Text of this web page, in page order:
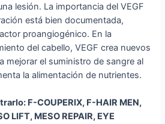
lesión. La importancia del VEGF
está bien documentada,
proangiogénico. En la
del cabello, VEGF crea nuevos
mejorar el suministro de sangre al
la alimentación de nutrientes.
F-COUPERIX, F-HAIR MEN,
LIFT, MESO REPAIR, EYE